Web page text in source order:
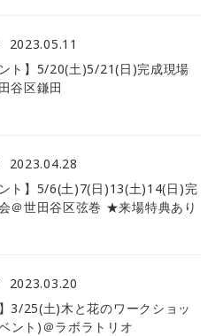
2023.05.11
ント】5/20(土)5/21(日)完成現場
谷区鎌田
2023.04.28
ント】5/6(土)7(日)13(土)14(日)完
＠世田谷区弦巻 ★来場特典あり
2023.03.20
3/25(土)木と花のワークショッ
ント)＠ラボラトリオ